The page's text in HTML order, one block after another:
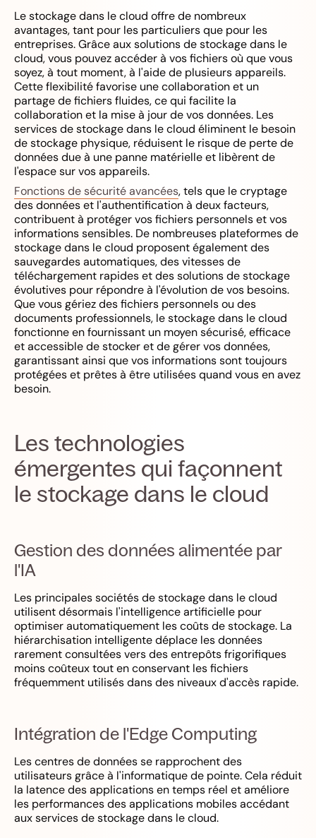
Le stockage dans le cloud offre de nombreux
avantages, tant pour les particuliers que pour les
entreprises. Grâce aux solutions de stockage dans le
cloud, vous pouvez accéder à vos fichiers où que vous
soyez, à tout moment, à l'aide de plusieurs appareils.
Cette flexibilité favorise une collaboration et un
partage de fichiers fluides, ce qui facilite la
collaboration et la mise à jour de vos données. Les
services de stockage dans le cloud éliminent le besoin
de stockage physique, réduisent le risque de perte de
données due à une panne matérielle et libèrent de
l'espace sur vos appareils.
Fonctions de sécurité avancées, tels que le cryptage
des données et l'authentification à deux facteurs,
contribuent à protéger vos fichiers personnels et vos
informations sensibles. De nombreuses plateformes de
stockage dans le cloud proposent également des
sauvegardes automatiques, des vitesses de
téléchargement rapides et des solutions de stockage
évolutives pour répondre à l'évolution de vos besoins.
Que vous gériez des fichiers personnels ou des
documents professionnels, le stockage dans le cloud
fonctionne en fournissant un moyen sécurisé, efficace
et accessible de stocker et de gérer vos données,
garantissant ainsi que vos informations sont toujours
protégées et prêtes à être utilisées quand vous en avez
besoin.
Les technologies
émergentes qui façonnent
le stockage dans le cloud
Gestion des données alimentée par
l'IA
Les principales sociétés de stockage dans le cloud
utilisent désormais l'intelligence artificielle pour
optimiser automatiquement les coûts de stockage. La
hiérarchisation intelligente déplace les données
rarement consultées vers des entrepôts frigorifiques
moins coûteux tout en conservant les fichiers
fréquemment utilisés dans des niveaux d'accès rapide.
Intégration de l'Edge Computing
Les centres de données se rapprochent des
utilisateurs grâce à l'informatique de pointe. Cela réduit
la latence des applications en temps réel et améliore
les performances des applications mobiles accédant
aux services de stockage dans le cloud.